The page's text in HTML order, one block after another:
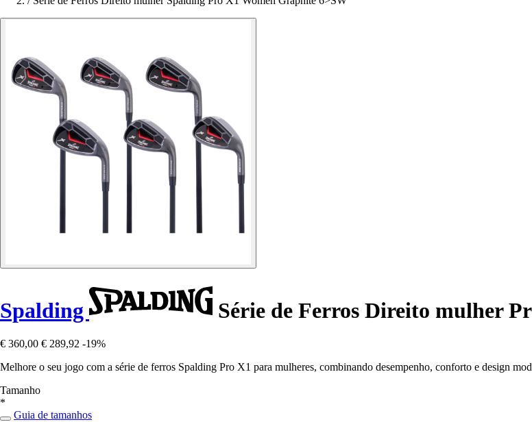
Spalding Série de Ferros Direito mulher
€ 360,00 € 289,92 -19%
Melhore o seu jogo com a série de ferros Spalding Pro X1 para mulheres, combinando desempenho, conforto e design
Tamanho
*
Guia de tamanhos